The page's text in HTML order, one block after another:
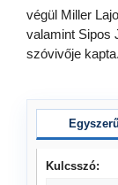
végül Miller
valamint Sipos
szóvivője kapta.
Kulcsszó: